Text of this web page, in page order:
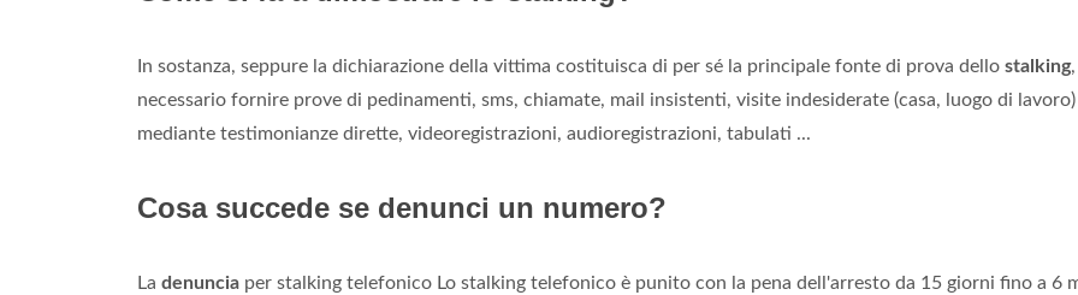
In sostanza, seppure la dichiarazione della vittima costituisca di per sé la principale fonte di prova dello stalking
necessario fornire prove di pedinamenti, sms, chiamate, mail insistenti, visite indesiderate (casa, luogo di lavoro)
mediante testimonianze dirette, videoregistrazioni, audioregistrazioni, tabulati ...
Cosa succede se denunci un numero?
La denuncia per stalking telefonico Lo stalking telefonico è punito con la pena dell'arresto da 15 giorni fino a 6